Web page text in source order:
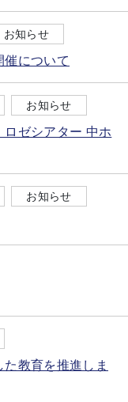
お知らせ
催について
お知らせ
ゼシアター 中ホ
お知らせ
教育を推進しま